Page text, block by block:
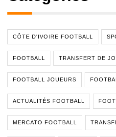
CÔTE D'IVOIRE FOOTBALL
FOOTBALL TRANSFERT DE
FOOTBALL JOUEURS
ACTUALITÉS FOOTBALL
MERCATO FOOTBALL